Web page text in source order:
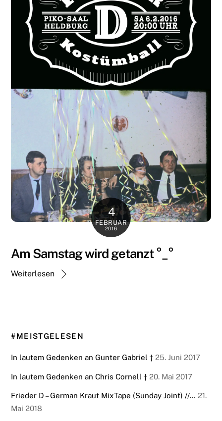
4
FEBRUAR
2016
Am Samstag wird getanzt °_°
Weiterlesen
#MEISTGELESEN
In lautem Gedenken an Gunter Gabriel † 25. Juni 2017
In lautem Gedenken an Chris Cornell † 20. Mai 2017
Frieder D – German Kraut MixTape (Sunday Joint) //… 21.
Mai 2018